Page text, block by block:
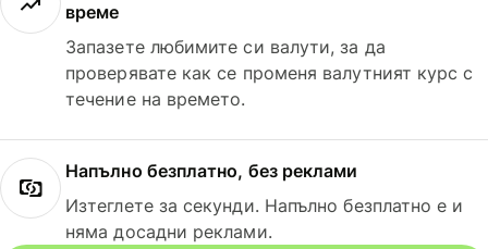
време
Запазете любимите си валути, за да
проверявате как се променя валутният курс с
течение на времето.
Напълно безплатно, без реклами
Изтеглете за секунди. Напълно безплатно е и
няма досадни реклами.